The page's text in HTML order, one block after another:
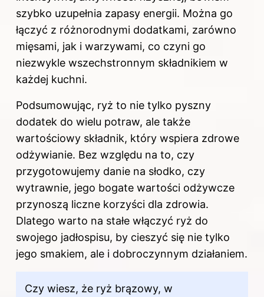
szybko uzupełnia zapasy energii. Można go
łączyć z różnorodnymi dodatkami, zarówno
mięsami, jak i warzywami, co czyni go
niezwykle wszechstronnym składnikiem w
każdej kuchni.
Podsumowując, ryż to nie tylko pyszny
dodatek do wielu potraw, ale także
wartościowy składnik, który wspiera zdrowe
odżywianie. Bez względu na to, czy
przygotowujemy danie na słodko, czy
wytrawnie, jego bogate wartości odżywcze
przynoszą liczne korzyści dla zdrowia.
Dlatego warto na stałe włączyć ryż do
swojego jadłospisu, by cieszyć się nie tylko
jego smakiem, ale i dobroczynnym działaniem.
Czy wiesz, że ryż brązowy, w